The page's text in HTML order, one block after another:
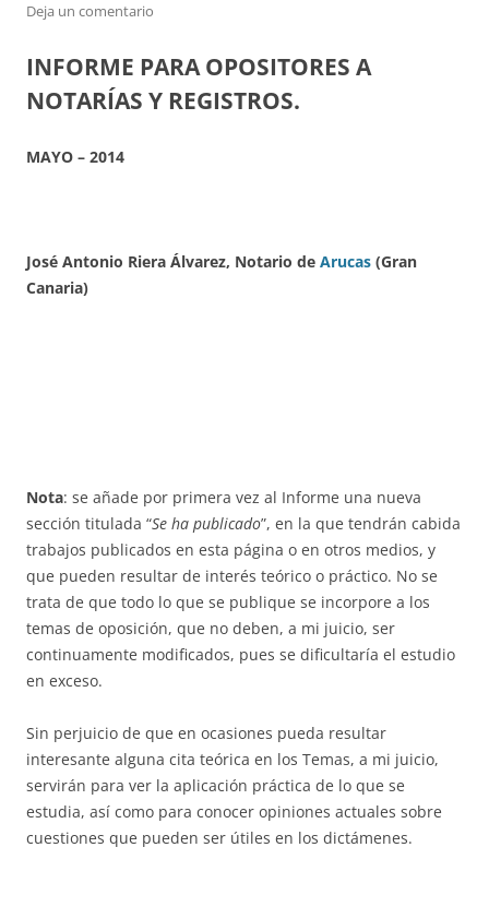
Deja un comentario
INFORME PARA OPOSITORES A
NOTARÍAS Y REGISTROS.
MAYO – 2014
José Antonio Riera Álvarez, Notario de Arucas (Gran
Canaria)
Nota: se añade por primera vez al Informe una nueva
sección titulada “Se ha publicado”, en la que tendrán cabida
trabajos publicados en esta página o en otros medios, y
que pueden resultar de interés teórico o práctico. No se
trata de que todo lo que se publique se incorpore a los
temas de oposición, que no deben, a mi juicio, ser
continuamente modificados, pues se dificultaría el estudio
en exceso.
Sin perjuicio de que en ocasiones pueda resultar
interesante alguna cita teórica en los Temas, a mi juicio,
servirán para ver la aplicación práctica de lo que se
estudia, así como para conocer opiniones actuales sobre
cuestiones que pueden ser útiles en los dictámenes.